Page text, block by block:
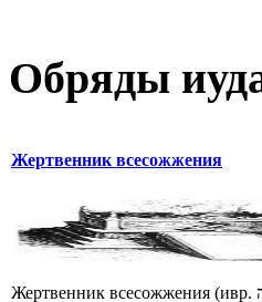
Обряды
Жертвенник всесожжения